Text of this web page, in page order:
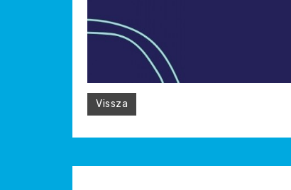
Vissza